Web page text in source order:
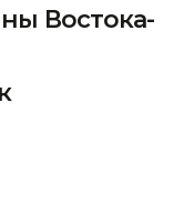
Востока-